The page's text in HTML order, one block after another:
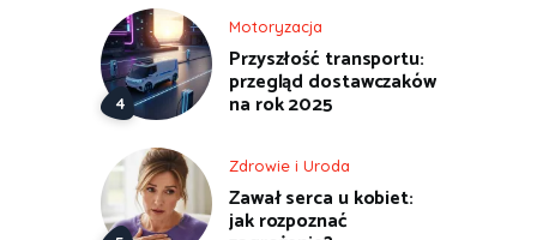
Motoryzacja
Przyszłość transportu:
przegląd dostawczaków
na rok 2025
Zdrowie i Uroda
Zawał serca u kobiet:
jak rozpoznać